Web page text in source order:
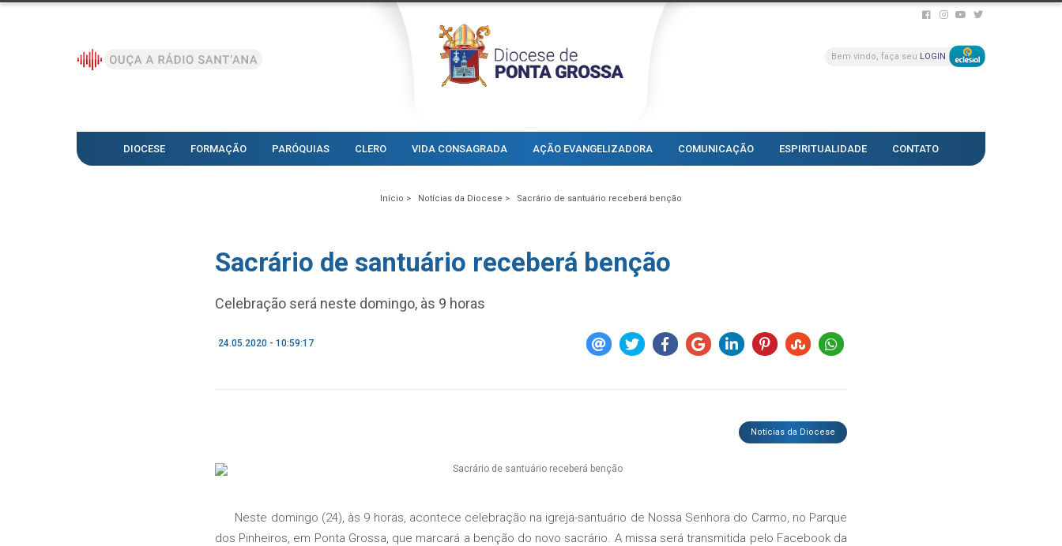
Bem vindo, faça seu LOGIN
DIOCESE FORMAÇÃO PARÓQUIAS CLERO VIDA CONSAGRADA AÇÃO EVANGELIZADORA COMUNICAÇÃO ESPIRITUALIDADE CONTATO
Início > Notícias da Diocese > Sacrário de santuário receberá benção
Sacrário de santuário receberá benção
Celebração será neste domingo, às 9 horas
24.05.2020 - 10:59:17
Notícias da Diocese
Neste domingo (24), às 9 horas, acontece celebração na igreja-santuário de Nossa Senhora do Carmo, no Parque
dos Pinheiros, em Ponta Grossa, que marcará a benção do novo sacrário. A missa será transmitida pelo Facebook da